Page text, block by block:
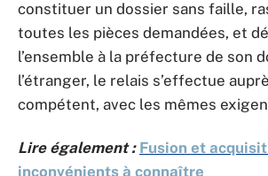
constituer un dossier sans faille,
toutes les pièces demandées, et
l’ensemble à la préfecture de son
l’étranger, le relais s’effectue
compétent, avec les mêmes
Lire également : Fusion et
inconvénients à connaître